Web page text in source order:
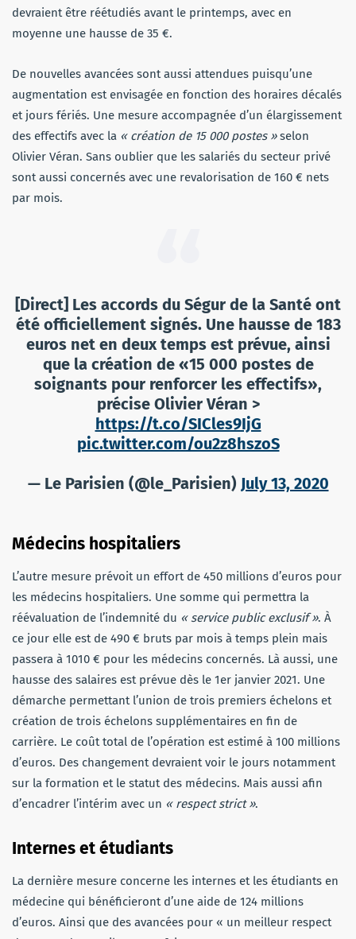
devraient être réétudiés avant le printemps, avec en
moyenne une hausse de 35 €.
De nouvelles avancées sont aussi attendues puisqu’une
augmentation est envisagée en fonction des horaires décalés
et jours fériés. Une mesure accompagnée d’un élargissement
des effectifs avec la « création de 15 000 postes »selon
Olivier Véran. Sans oublier que les salariés du secteur privé
sont aussi concernés avec une revalorisation de 160 € nets
par mois.
[Direct] Les accords du Ségur de la Santé ont
été officiellement signés. Une hausse de 183
euros net en deux temps est prévue, ainsi
que la création de «15 000 postes de
soignants pour renforcer les effectifs»,
précise Olivier Véran >
https://t.co/SICles9IjG
pic.twitter.com/ou2z8hszoS
— Le Parisien (@le_Parisien) July 13, 2020
Médecins hospitaliers
L’autre mesure prévoit un effort de 450 millions d’euros pour
les médecins hospitaliers. Une somme qui permettra la
réévaluation de l’indemnité du « service public exclusif ». À
ce jour elle est de 490 € bruts par mois à temps plein mais
passera à 1010 € pour les médecins concernés. Là aussi, une
hausse des salaires est prévue dès le 1er janvier 2021. Une
démarche permettant l’union de trois premiers échelons et
création de trois échelons supplémentaires en fin de
carrière. Le coût total de l’opération est estimé à 100 millions
d’euros. Des changement devraient voir le jours notamment
sur la formation et le statut des médecins. Mais aussi afin
d’encadrer l’intérim avec un « respect strict ».
Internes et étudiants
La dernière mesure concerne les internes et les étudiants en
médecine qui bénéficieront d’une aide de 124 millions
d’euros. Ainsi que des avancées pour « un meilleur respect